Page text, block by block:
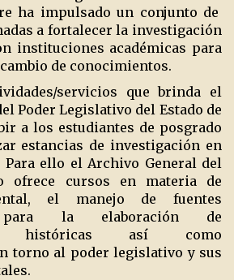
ha impulsado un conjunto de
a fortalecer la investigación
instituciones académicas para
de conocimientos.
servicios que brinda el
Poder Legislativo del Estado de
a los estudiantes de posgrado
estancias de investigación en
Para ello el Archivo General del
ofrece cursos en materia de
el manejo de fuentes
para la elaboración de
históricas así como
torno al poder legislativo y sus